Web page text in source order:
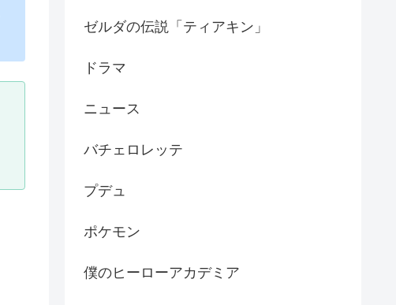
ゼルダの伝説「ティアキン」
ドラマ
ニュース
バチェロレッテ
プデュ
ポケモン
僕のヒーローアカデミア